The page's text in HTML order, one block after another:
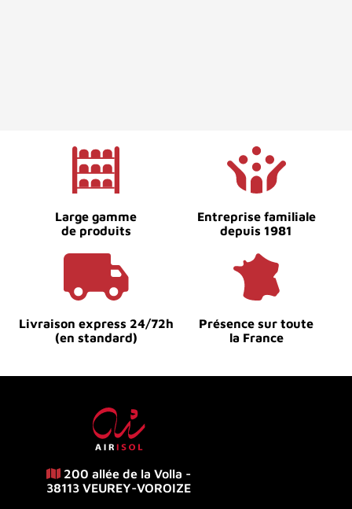
Large gamme
de produits
Entreprise familiale
depuis 1981
Livraison express 24/72h
(en standard)
Présence sur toute
la France
200 allée de la Volla -
38113 VEUREY-VOROIZE